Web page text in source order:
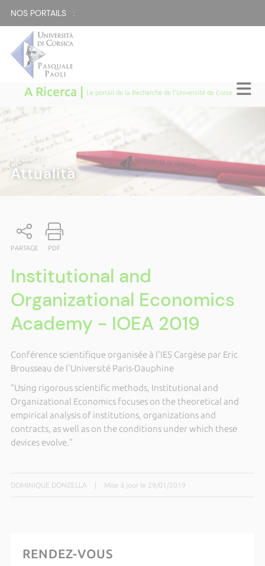
NOS PORTAILS :
A Ricerca | Le portail de la Recherche de l'Université de Corse
A RICERCA
Attualità
PARTAGE PDF
Institutional and
Organizational Economics
Academy - IOEA 2019
Conférence scientifique organisée à l'IES Cargèse par Eric
Brousseau de l'Université Paris-Dauphine
"Using rigorous scientific methods, Institutional and
Organizational Economics focuses on the theoretical and
empirical analysis of institutions, organizations and
contracts, as well as on the conditions under which these
devices evolve."
DOMINIQUE DONZELLA Mise à jour le 29/01/2019
RENDEZ-VOUS